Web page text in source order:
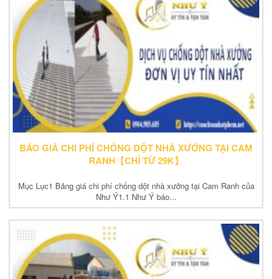
BÁO GIÁ CHI PHÍ CHỐNG DỘT NHÀ XƯỞNG TẠI CAM
RANH【CHỈ TỪ 29K】
Mục Lục1 Bảng giá chi phí chống dột nhà xưởng tại Cam Ranh của
Như Ý1.1 Như Ý báo...